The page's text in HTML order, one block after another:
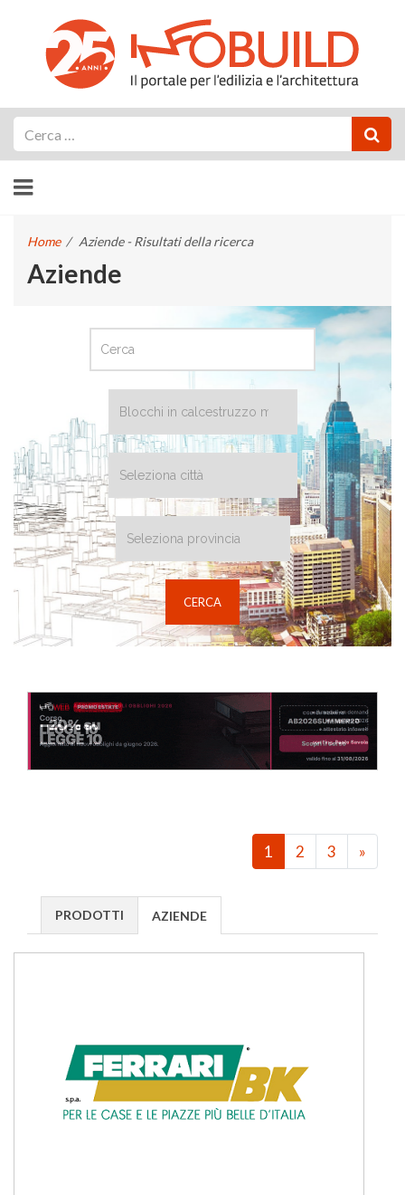
Home / Aziende - Risultati della ricerca
Aziende
1 2 3 »
PRODOTTI AZIENDE